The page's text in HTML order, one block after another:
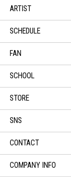
ARTIST
SCHEDULE
FAN
SCHOOL
STORE
SNS
CONTACT
COMPANY INFO